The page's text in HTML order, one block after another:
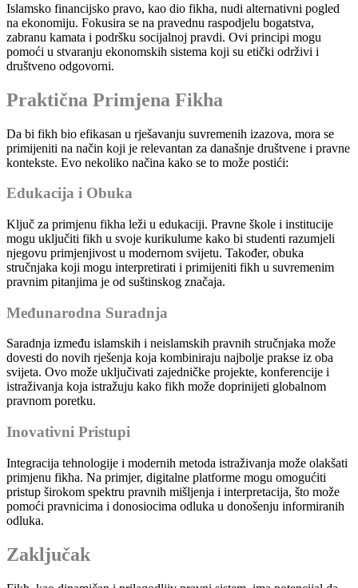
Islamsko financijsko pravo, kao dio fikha, nudi alternativni pogled
na ekonomiju. Fokusira se na pravednu raspodjelu bogatstva,
zabranu kamata i podršku socijalnoj pravdi. Ovi principi mogu
pomoći u stvaranju ekonomskih sistema koji su etički održivi i
društveno odgovorni.
Praktična Primjena Fikha
Da bi fikh bio efikasan u rješavanju suvremenih izazova, mora se
primijeniti na način koji je relevantan za današnje društvene i pravne
kontekste. Evo nekoliko načina kako se to može postići:
Edukacija i Obuka
Ključ za primjenu fikha leži u edukaciji. Pravne škole i institucije
mogu uključiti fikh u svoje kurikulume kako bi studenti razumjeli
njegovu primjenjivost u modernom svijetu. Također, obuka
stručnjaka koji mogu interpretirati i primijeniti fikh u suvremenim
pravnim pitanjima je od suštinskog značaja.
Međunarodna Suradnja
Saradnja između islamskih i neislamskih pravnih stručnjaka može
dovesti do novih rješenja koja kombiniraju najbolje prakse iz oba
svijeta. Ovo može uključivati zajedničke projekte, konferencije i
istraživanja koja istražuju kako fikh može doprinijeti globalnom
pravnom poretku.
Inovativni Pristupi
Integracija tehnologije i modernih metoda istraživanja može olakšati
primjenu fikha. Na primjer, digitalne platforme mogu omogućiti
pristup širokom spektru pravnih mišljenja i interpretacija, što može
pomoći pravnicima i donosiocima odluka u donošenju informiranih
odluka.
Zaključak